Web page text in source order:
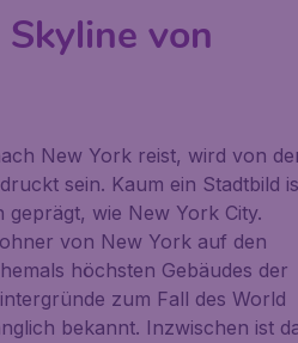
von
New York reist, wird von
sein. Kaum ein Stadtbild
wie New York City.
von New York auf den
höchsten Gebäudes der
zum Fall des World
bekannt. Inzwischen ist